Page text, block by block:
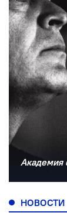
Академия
НОВОСТИ